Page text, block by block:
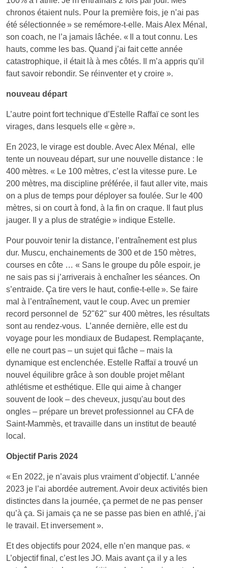
chronos étaient nuls. Pour la première fois, je n’ai pas
été sélectionnée » se remémore-t-elle. Mais Alex Ménal,
son coach, ne l’a jamais lâchée. « Il a tout connu. Les
hauts, comme les bas. Quand j’ai fait cette année
catastrophique, il était là à mes côtés. Il m’a appris qu’il
faut savoir rebondir. Se réinventer et y croire ».
nouveau départ
L’autre point fort technique d’Estelle Raffaï ce sont les
virages, dans lesquels elle « gère ».
En 2023, le virage est double. Avec Alex Ménal, elle
tente un nouveau départ, sur une nouvelle distance : le
400 mètres. « Le 100 mètres, c’est la vitesse pure. Le
200 mètres, ma discipline préférée, il faut aller vite, mais
on a plus de temps pour déployer sa foulée. Sur le 400
mètres, si on court à fond, à la fin on craque. Il faut plus
jauger. Il y a plus de stratégie » indique Estelle.
Pour pouvoir tenir la distance, l’entraînement est plus
dur. Muscu, enchainements de 300 et de 150 mètres,
courses en côte … « Sans le groupe du pôle espoir, je
ne sais pas si j’arriverais à enchaîner les séances. On
s’entraide. Ça tire vers le haut, confie-t-elle ». Se faire
mal à l’entraînement, vaut le coup. Avec un premier
record personnel de 52"62" sur 400 mètres, les résultats
sont au rendez-vous. L’année dernière, elle est du
voyage pour les mondiaux de Budapest. Remplaçante,
elle ne court pas – un sujet qui fâche – mais la
dynamique est enclenchée. Estelle Raffaï a trouvé un
nouvel équilibre grâce à son double projet mêlant
athlétisme et esthétique. Elle qui aime à changer
souvent de look – des cheveux, jusqu'au bout des
ongles – prépare un brevet professionnel au CFA de
Saint-Mammès, et travaille dans un institut de beauté
local.
Objectif Paris 2024
« En 2022, je n’avais plus vraiment d’objectif. L’année
2023 je l’ai abordée autrement. Avoir deux activités bien
distinctes dans la journée, ça permet de ne pas penser
qu’à ça. Si jamais ça ne se passe pas bien en athlé, j’ai
le travail. Et inversement ».
Et des objectifs pour 2024, elle n’en manque pas. «
L’objectif final, c’est les JO. Mais avant ça il y a les